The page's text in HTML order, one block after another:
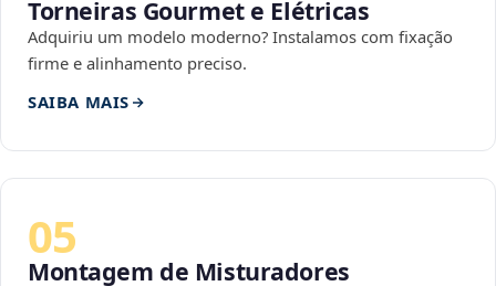
Torneiras Gourmet e Elétricas
Adquiriu um modelo moderno? Instalamos com fixação
firme e alinhamento preciso.
SAIBA MAIS
05
Montagem de Misturadores